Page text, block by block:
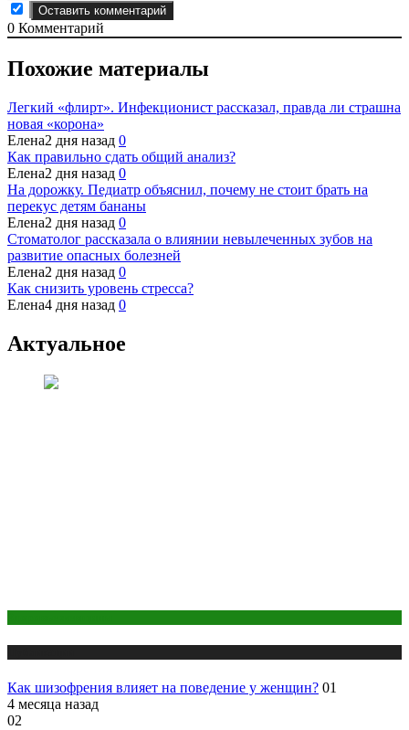
0 Комментарий
Похожие материалы
Легкий «флирт». Инфекционист рассказал, правда ли страшна
новая «корона»
Елена2 дня назад 0
Как правильно сдать общий анализ?
Елена2 дня назад 0
На дорожку. Педиатр объяснил, почему не стоит брать на
перекус детям бананы
Елена2 дня назад 0
Стоматолог рассказала о влиянии невылеченных зубов на
развитие опасных болезней
Елена2 дня назад 0
Как снизить уровень стресса?
Елена4 дня назад 0
Актуальное
Как шизофрения влияет на поведение у женщин? 01
4 месяца назад
02